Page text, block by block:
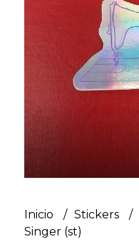
Inicio Stickers
Singer (st)